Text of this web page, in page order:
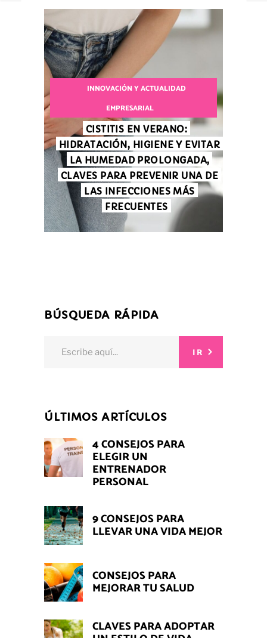
INNOVACIÓN Y ACTUALIDAD
EMPRESARIAL
CISTITIS EN VERANO:
HIDRATACIÓN, HIGIENE Y EVITAR
LA HUMEDAD PROLONGADA,
CLAVES PARA PREVENIR UNA DE
LAS INFECCIONES MÁS
FRECUENTES
BÚSQUEDA RÁPIDA
IR
ÚLTIMOS ARTÍCULOS
4 CONSEJOS PARA
ELEGIR UN
ENTRENADOR
PERSONAL
9 CONSEJOS PARA
LLEVAR UNA VIDA MEJOR
CONSEJOS PARA
MEJORAR TU SALUD
CLAVES PARA ADOPTAR